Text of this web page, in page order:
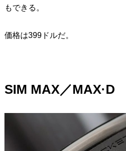
もできる。
価格は399ドルだ。
SIM MAX／MAX·D